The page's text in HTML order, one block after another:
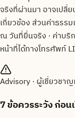
จริงที่ผ่านมา อาจเปลี่
เกี่ยวข้อง ส่วนค่าธรร
ณ วันที่ยื่นจริง · ค่าบริ
หน้าที่ได้ทางโทรศัพท์
Advisory · ผู้เชี่ยวชา
7ข้อควรระวัง ก่อน